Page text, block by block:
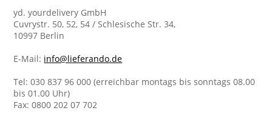
yd. yourdelivery GmbH
Cuvrystr. 50, 52, 54 / Schlesische Str. 34,
10997 Berlin
E-Mail: info@lieferando.de
Tel: 030 837 96 000 (erreichbar montags bis sonntags 08.00
bis 01.00 Uhr)
Fax: 0800 202 07 702